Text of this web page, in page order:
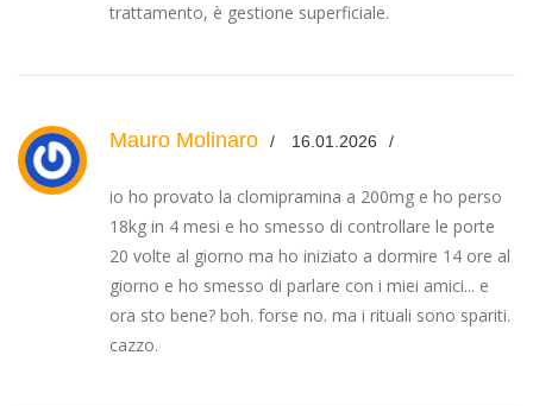
trattamento, è gestione superficiale.
Mauro Molinaro 16.01.2026
io ho provato la clomipramina a 200mg e ho perso
18kg in 4 mesi e ho smesso di controllare le porte
20 volte al giorno ma ho iniziato a dormire 14 ore al
giorno e ho smesso di parlare con i miei amici... e
ora sto bene? boh. forse no. ma i rituali sono spariti.
cazzo.